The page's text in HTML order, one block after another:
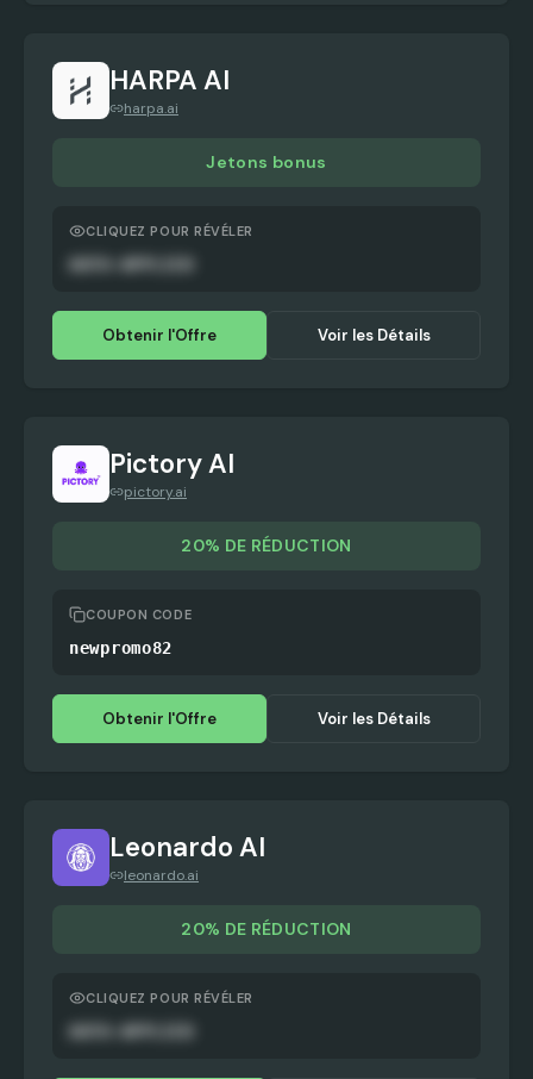
HARPA AI
harpa.ai
Jetons bonus
CLIQUEZ POUR RÉVÉLER
Obtenir l'Offre Voir les Détails
Pictory AI
pictory.ai
20% DE RÉDUCTION
COUPON CODE
newpromo82
Obtenir l'Offre Voir les Détails
Leonardo AI
leonardo.ai
20% DE RÉDUCTION
CLIQUEZ POUR RÉVÉLER